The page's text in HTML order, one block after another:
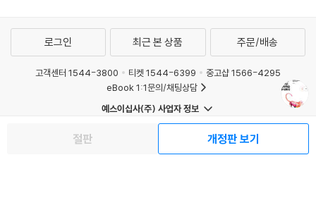
___5.5.1 신경망 모듈의 주요 속성과 함수
___5.5.2 코드 조각 1: 신경망 클래스
___5.5.3 코드 조각 2: DNN 클래스
___5.5.4 코드 조각 3: LSTMNetwork 클래스
___5.5.5 코드 조각 4: CNN 클래스
___5.6.1 가시화 모듈의 주요 속성과 함수
___5.6.2 가시화 모듈이 만들어 내는 정보
절판 개정판 보기
로그인 최근 본 상품 주문/배송
고객센터 1544-3800 티켓 1544-6399
중고샵 1566-4295
eBook 1:1문의/채팅상담
예스이십사(주) 사업자 정보
개인정보처리방침
거래처관계자께